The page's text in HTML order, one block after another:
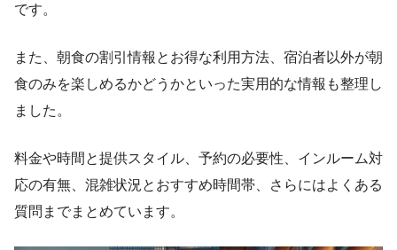
です。
また、朝食の割引情報とお得な利用方法、宿泊者以外が朝
食のみを楽しめるかどうかといった実用的な情報も整理し
ました。
料金や時間と提供スタイル、予約の必要性、インルーム対
応の有無、混雑状況とおすすめ時間帯、さらにはよくある
質問までまとめています。